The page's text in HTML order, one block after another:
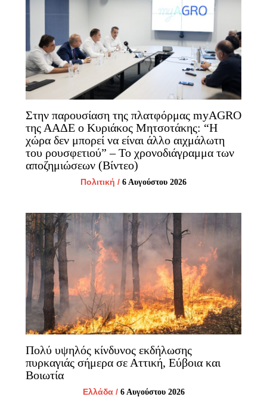
Στην παρουσίαση της πλατφόρμας myAGRO
της ΑΑΔΕ ο Κυριάκος Μητσοτάκης: “Η
χώρα δεν μπορεί να είναι άλλο αιχμάλωτη
του ρουσφετιού” – Το χρονοδιάγραμμα των
αποζημιώσεων (Βίντεο)
Πολιτική / 6 Αυγούστου 2026
Πολύ υψηλός κίνδυνος εκδήλωσης
πυρκαγιάς σήμερα σε Αττική, Εύβοια και
Βοιωτία
Ελλάδα/ 6 Αυγούστου 2026